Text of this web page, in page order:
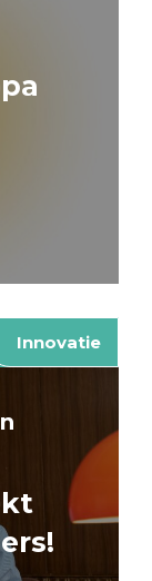
Innovatie